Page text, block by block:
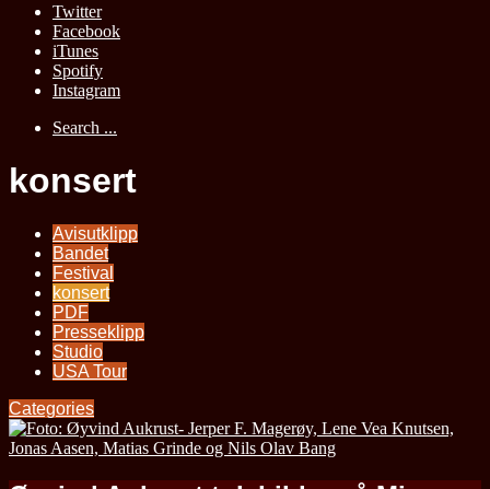
Twitter
Facebook
iTunes
Spotify
Instagram
Search ...
konsert
Avisutklipp
Bandet
Festival
konsert
PDF
Presseklipp
Studio
USA Tour
Categories